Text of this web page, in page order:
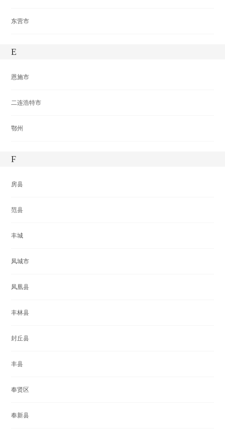
东营市
E
恩施市
二连浩特市
鄂州
F
房县
范县
丰城
凤城市
凤凰县
丰林县
封丘县
丰县
奉贤区
奉新县